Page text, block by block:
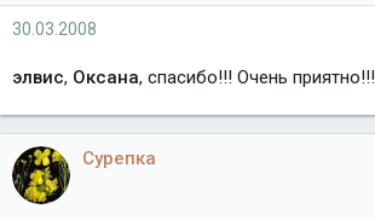
30.03.2008
элвис, Оксана, спасибо!!! Очень приятно!!!
Сурепка